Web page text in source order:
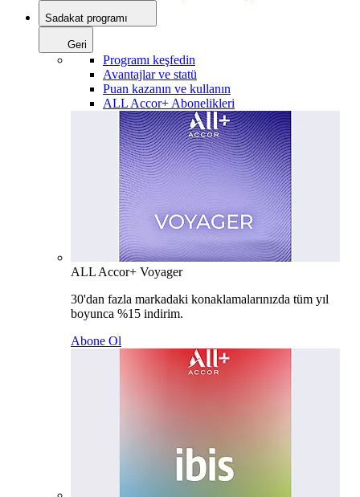
Sadakat programı
Geri
Programı keşfedin
Avantajlar ve statü
Puan kazanın ve kullanın
ALL Accor+ Abonelikleri
ALL Accor+ Voyager
30'dan fazla markadaki konaklamalarınızda tüm yıl
boyunca %15 indirim.
Abone Ol